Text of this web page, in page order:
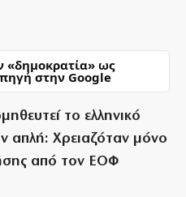
«δημοκρατία» ως
στην Google
το ελληνικό
απλή: Χρειαζόταν μόνο
από τον ΕΟΦ